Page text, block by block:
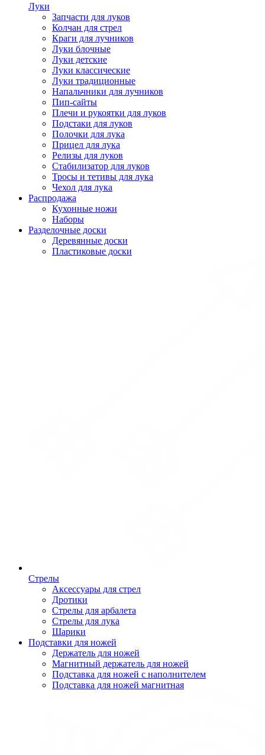
Луки
Запчасти для луков
Колчан для стрел
Краги для лучников
Луки блочные
Луки детские
Луки классические
Луки традиционные
Напальчники для лучников
Пип-сайты
Плечи и рукоятки для луков
Подстаки для луков
Полочки для лука
Прицел для лука
Релизы для луков
Стабилизатор для луков
Тросы и тетивы для лука
Чехол для лука
Распродажа
Кухонные ножи
Наборы
Разделочные доски
Деревянные доски
Пластиковые доски
Стрелы
Аксессуары для стрел
Дротики
Стрелы для арбалета
Стрелы для лука
Шарики
Подставки для ножей
Держатель для ножей
Магнитный держатель для ножей
Подставка для ножей с наполнителем
Подставка для ножей магнитная